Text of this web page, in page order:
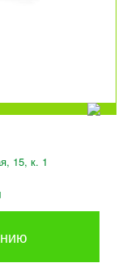
15, к. 1